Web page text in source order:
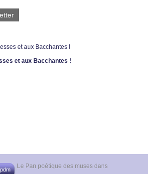
et aux Bacchantes !
Le Pan poétique des muses dans